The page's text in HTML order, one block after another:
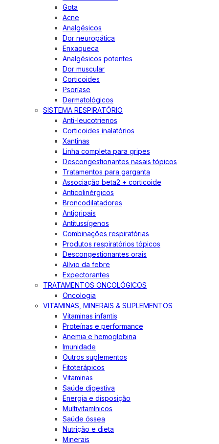
Gota
Acne
Analgésicos
Dor neuropática
Enxaqueca
Analgésicos potentes
Dor muscular
Corticoides
Psoríase
Dermatológicos
SISTEMA RESPIRATÓRIO
Anti-leucotrienos
Corticoides inalatórios
Xantinas
Linha completa para gripes
Descongestionantes nasais tópicos
Tratamentos para garganta
Associação beta2 + corticoide
Anticolinérgicos
Broncodilatadores
Antigripais
Antitussígenos
Combinações respiratórias
Produtos respiratórios tópicos
Descongestionantes orais
Alívio da febre
Expectorantes
TRATAMENTOS ONCOLÓGICOS
Oncologia
VITAMINAS, MINERAIS & SUPLEMENTOS
Vitaminas infantis
Proteínas e performance
Anemia e hemoglobina
Imunidade
Outros suplementos
Fitoterápicos
Vitaminas
Saúde digestiva
Energia e disposição
Multivitamínicos
Saúde óssea
Nutrição e dieta
Minerais